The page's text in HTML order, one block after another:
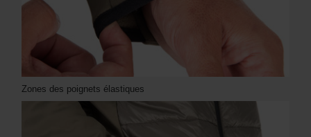
Zones des poignets élastiques